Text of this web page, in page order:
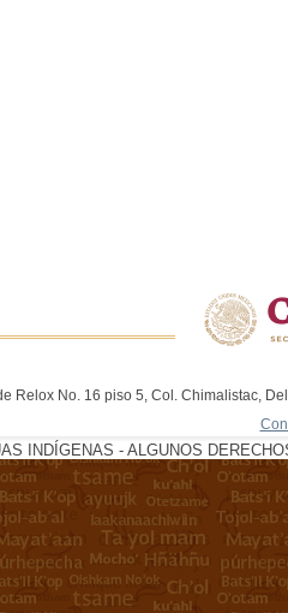
Relox No. 16 piso 5, Col. Chimalistac,
INDÍGENAS - ALGUNOS